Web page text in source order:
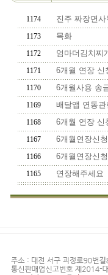
1174 진주 짜장면사
1173 목화
1172 엄마더김치찌
1171 6개월 연장 신
1170 6개월사용 송
1169 배달앱 연동관
1168 6개월 연장 신
1167 6개월연장신
1166 6개월연장신
1165 연장해주세요